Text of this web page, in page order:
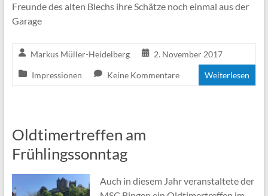
Freunde des alten Blechs ihre Schätze noch einmal aus der
Garage
Markus Müller-Heidelberg 2. November 2017
Impressionen Keine Kommentare Weiterlesen
Oldtimertreffen am
Frühlingssonntag
Auch in diesem Jahr veranstaltete der